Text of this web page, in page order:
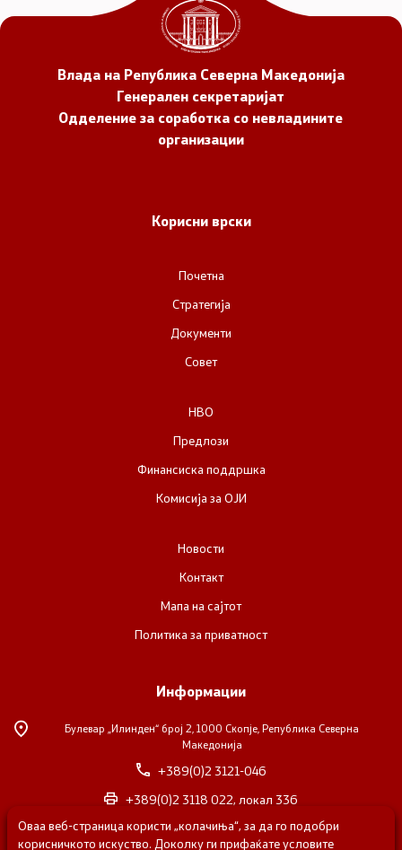
Влада на Република Северна Македонија
Генерален секретаријат
Одделение за соработка со невладините
организации
Корисни врски
Почетна
Стратегија
Документи
Совет
НВО
Предлози
Финансиска поддршка
Комисија за ОЈИ
Новости
Контакт
Мапа на сајтот
Политика за приватност
Информации
Булевар „Илинден“ број 2, 1000 Скопје, Република Северна
Македонија
+389(0)2 3121-046
+389(0)2 3118 022, локал 336
nvosorabotka@gs.gov.mk
Оваа веб-страница користи „колачиња“, за да го подобри
корисничкото искуство. Доколку ги прифаќате условите